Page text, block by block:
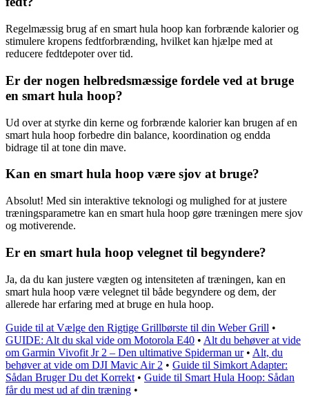
Regelmæssig brug af en smart hula hoop kan forbrænde kalorier og
stimulere kropens fedtforbrænding, hvilket kan hjælpe med at
reducere fedtdepoter over tid.
Er der nogen helbredsmæssige fordele ved at bruge
en smart hula hoop?
Ud over at styrke din kerne og forbrænde kalorier kan brugen af en
smart hula hoop forbedre din balance, koordination og endda
bidrage til at tone din mave.
Kan en smart hula hoop være sjov at bruge?
Absolut! Med sin interaktive teknologi og mulighed for at justere
træningsparametre kan en smart hula hoop gøre træningen mere sjov
og motiverende.
Er en smart hula hoop velegnet til begyndere?
Ja, da du kan justere vægten og intensiteten af træningen, kan en
smart hula hoop være velegnet til både begyndere og dem, der
allerede har erfaring med at bruge en hula hoop.
Guide til at Vælge den Rigtige Grillbørste til din Weber Grill •
GUIDE: Alt du skal vide om Motorola E40 • Alt du behøver at vide
om Garmin Vivofit Jr 2 – Den ultimative Spiderman ur• Alt, du
behøver at vide om DJI Mavic Air 2 • Guide til Simkort Adapter:
Sådan Bruger Du det Korrekt • Guide til Smart Hula Hoop: Sådan
får du mest ud af din træning •